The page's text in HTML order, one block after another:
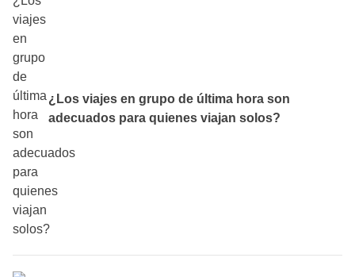
menudo en 2-4 semanas. El viaje ya está estructurado,
con itinerario, alojamientos y coordinador incluidos. Tú
reservas, haces la maleta y te vas. Fin.
¿Los viajes en grupo de última hora son
adecuados para quienes viajan solos?